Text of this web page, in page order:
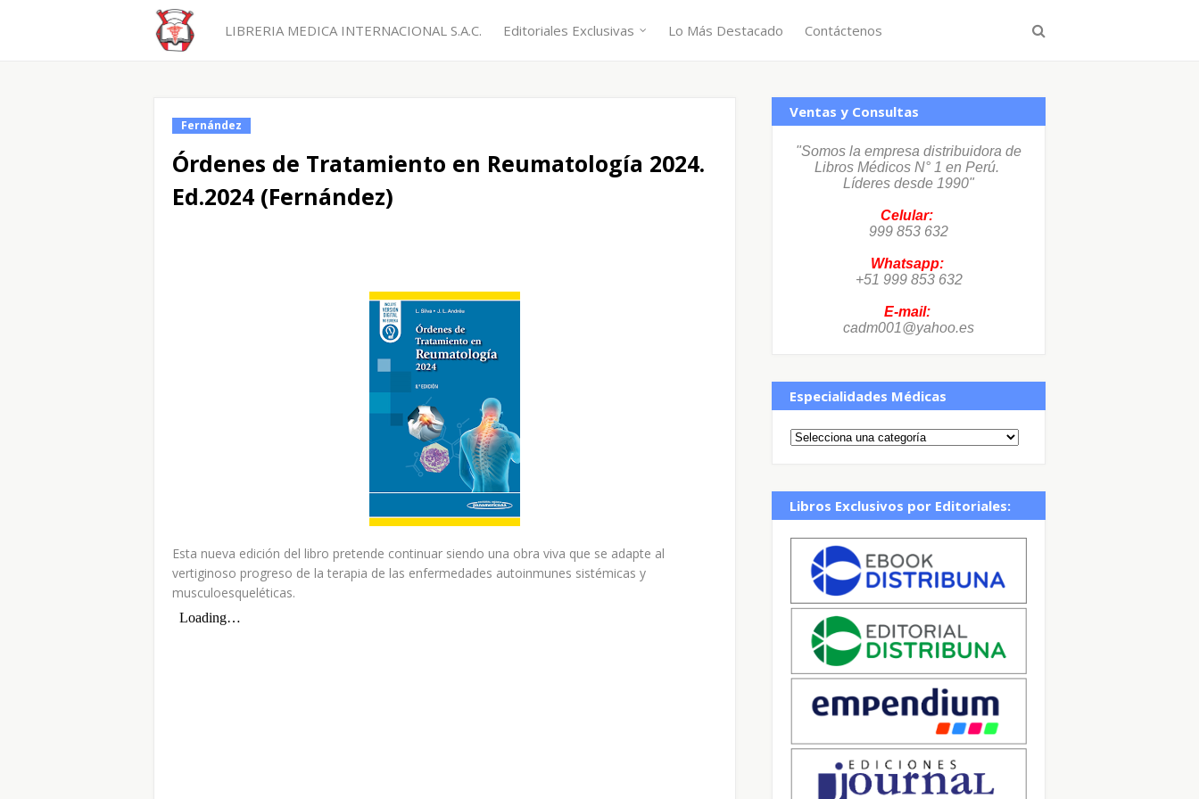
LIBRERIA MEDICA INTERNACIONAL S.A.C. Editoriales Exclusivas Lo Más Destacado Contáctenos
Fernández
Órdenes de Tratamiento en Reumatología 2024.
Ed.2024 (Fernández)
Esta nueva edición del libro pretende continuar siendo una obra viva que se adapte al
vertiginoso progreso de la terapia de las enfermedades autoinmunes sistémicas y
musculoesqueléticas.
Ventas y Consultas
"Somos la empresa distribuidora de
Libros Médicos N° 1 en Perú.
Líderes desde 1990"
Celular:
999 853 632
Whatsapp:
+51 999 853 632
E-mail:
cadm001@yahoo.es
Especialidades Médicas
Libros Exclusivos por Editoriales: